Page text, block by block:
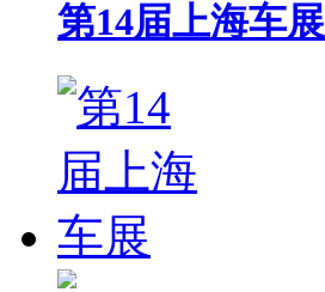
第14届上海车展